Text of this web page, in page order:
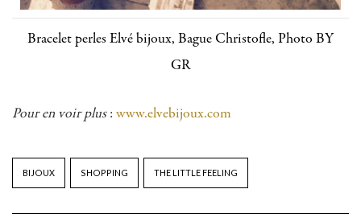
Bracelet perles Elvé bijoux, Bague Christofle, Photo BY
GR
Pour en voir plus: www.elvebijoux.com
BIJOUX SHOPPING THE LITTLE FEELING